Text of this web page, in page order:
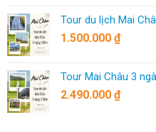
Tour du lịch Mai
1.500.000 ₫
Tour Mai Châu 3
2.490.000 ₫